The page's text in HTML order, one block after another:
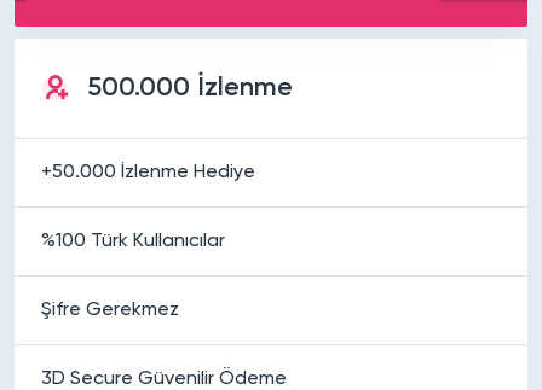
500.000 İzlenme
+50.000 İzlenme Hediye
%100 Türk Kullanıcılar
Şifre Gerekmez
3D Secure Güvenilir Ödeme